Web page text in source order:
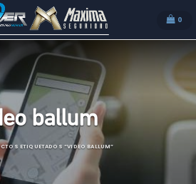
0
ballum
ETIQUETADOS “VIDEO BALLUM”